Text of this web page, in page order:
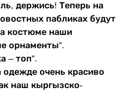
держись! Теперь на
пабликах будут
костюме наши
орнаменты”.
– топ”.
одежде очень красиво
наш кыргызско-